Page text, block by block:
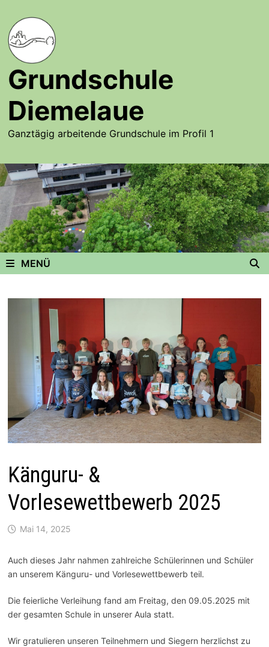
Inhalt
Grundschule
Diemelaue
Ganztägig arbeitende Grundschule im Profil 1
MENÜ
Känguru- &
Vorlesewettbewerb 2025
Mai 14, 2025
Auch dieses Jahr nahmen zahlreiche Schülerinnen und Schüler
an unserem Känguru- und Vorlesewettbewerb teil.
Die feierliche Verleihung fand am Freitag, den 09.05.2025 mit
der gesamten Schule in unserer Aula statt.
Wir gratulieren unseren Teilnehmern und Siegern herzlichst zu